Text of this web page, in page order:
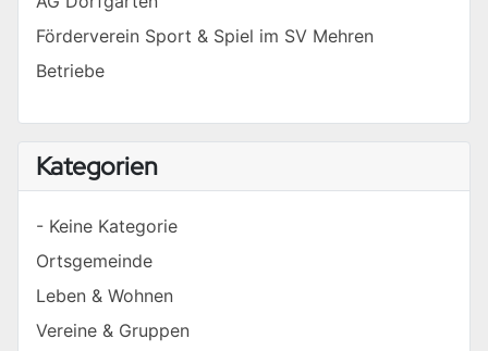
Förderverein Sport & Spiel im SV Mehren
Betriebe
Kategorien
- Keine Kategorie
Ortsgemeinde
Leben & Wohnen
Vereine & Gruppen